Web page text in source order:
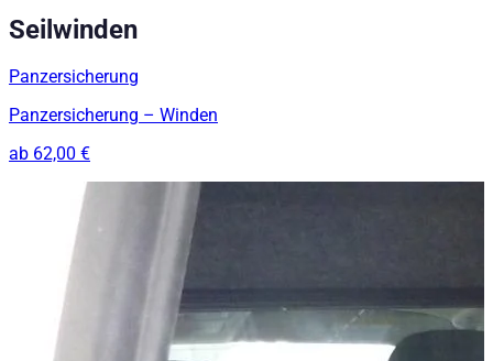
Seilwinden
Panzersicherung
Panzersicherung – Winden
ab 62,00 €